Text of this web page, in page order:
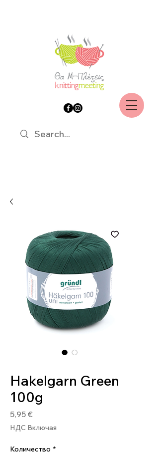
Hakelgarn Green
100g
5,95 €
НДС Включая
Количество *